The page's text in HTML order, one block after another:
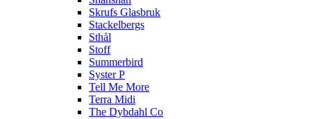
Skrufs Glasbruk
Stackelbergs
Sthål
Stoff
Summerbird
Syster P
Tell Me More
Terra Midi
The Dybdahl Co